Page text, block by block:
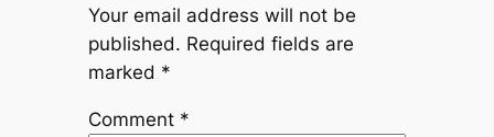
Your email address will not be
published. Required fields are
marked *
Comment *